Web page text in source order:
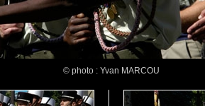
© photo : Yvan MARCOU